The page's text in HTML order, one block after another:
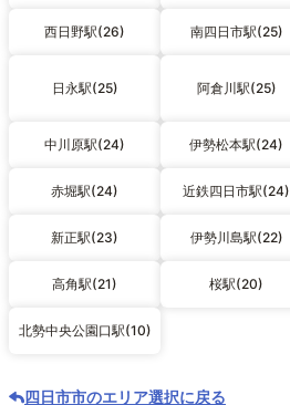
西日野駅(26) 南四日市駅(25)
日永駅(25) 阿倉川駅(25)
中川原駅(24) 伊勢松本駅(24)
赤堀駅(24) 近鉄四日市駅(24)
新正駅(23) 伊勢川島駅(22)
高角駅(21) 桜駅(20)
北勢中央公園口駅(10)
四日市市のエリア選択に戻る